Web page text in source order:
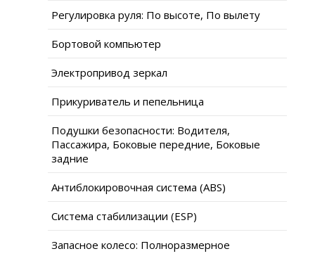
Регулировка руля: По высоте, По вылету
Бортовой компьютер
Электропривод зеркал
Прикуриватель и пепельница
Подушки безопасности: Водителя,
Пассажира, Боковые передние, Боковые
задние
Антиблокировочная система (ABS)
Система стабилизации (ESP)
Запасное колесо: Полноразмерное